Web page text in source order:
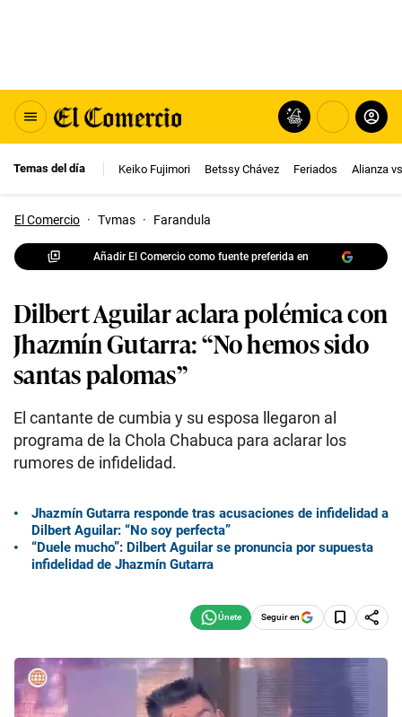
Temas del día Keiko Fujimori Betssy Chávez Feriados Alianza
El Comercio · Tvmas · Farandula
Añadir El Comercio como fuente preferida en
Dilbert Aguilar aclara polémica con
Jhazmín Gutarra: “No hemos sido
santas palomas”
El cantante de cumbia y su esposa llegaron al
programa de la Chola Chabuca para aclarar los
rumores de infidelidad.
Jhazmín Gutarra responde tras acusaciones de infidelidad a
Dilbert Aguilar: “No soy perfecta”
“Duele mucho”: Dilbert Aguilar se pronuncia por supuesta
infidelidad de Jhazmín Gutarra
Seguir en